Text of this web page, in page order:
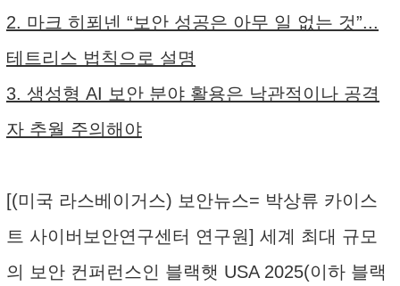
2. 마크 히푀넨 “보안 성공은 아무 일 없는 것”...
테트리스 법칙으로 설명
3. 생성형 AI 보안 분야 활용은 낙관적이나 공격
자 추월 주의해야
[(미국 라스베이거스) 보안뉴스= 박상류 카이스
트 사이버보안연구센터 연구원] 세계 최대 규모
의 보안 컨퍼런스인 블랙햇 USA 2025(이하 블랙